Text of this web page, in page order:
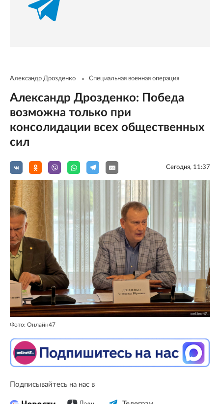
Александр Дрозденко Специальная военная операция
Александр Дрозденко: Победа
возможна только при
консолидации всех общественных
сил
Сегодня, 11:37
Фото: Онлайн47
Подписывайтесь на нас в